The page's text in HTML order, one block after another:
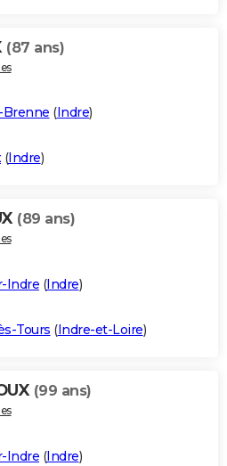
(87 ans)
Brenne (Indre)
(Indre)
(89 ans)
Indre (Indre)
Tours (Indre-et-Loire)
(99 ans)
Indre (Indre)